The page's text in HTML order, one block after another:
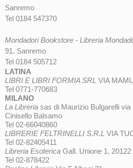
Sanremo
Tel 0184 547370
Mondadori Bookstore - Libreria
91, Sanremo
Tel 0184 505712
LATINA
LIBRI E LIBRI FORMIA SRL VIA
Tel 0771-770683
MILANO
La Libreria sas di Maurizio Bulgarelli via
Cinisello Balsamo
Tel 02-66040860
LIBRERIE FELTRINELLI S.R.L VIA
Tel 02-82405411
Libreria Esoterica Gall. Unione 1, 20122
Tel 02-878422